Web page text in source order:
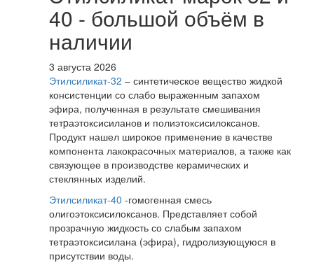
40 - большой объём в
наличии
3 августа 2026
Этилсиликат-32 – синтетическое вещество жидкой
консистенции со слабо выраженным запахом
эфира, полученная в результате смешивания
тетpаэтоксисиланов и полиэтоксисилоксанов.
Продукт нашел широкое применение в качестве
компонента лакокрасочных материалов, а также как
связующее в производстве керамических и
стеклянных изделий.
Этилсиликат-40 -гомогенная смесь
олигоэтоксисилоксанов. Представляет собой
прозрачную жидкость со слабым запахом
тетраэтоксисилана (эфира), гидролизующуюся в
присутствии воды.